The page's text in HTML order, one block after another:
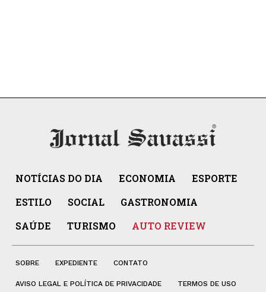
NOTÍCIAS DO DIA ECONOMIA
ESPORTE
ESTILO
SOCIAL
GASTRONOMIA
SAÚDE
TURISMO AUTO REVIEW
SOBRE EXPEDIENTE CONTATO
AVISO LEGAL E POLÍTICA DE PRIVACIDADE TERMOS DE USO